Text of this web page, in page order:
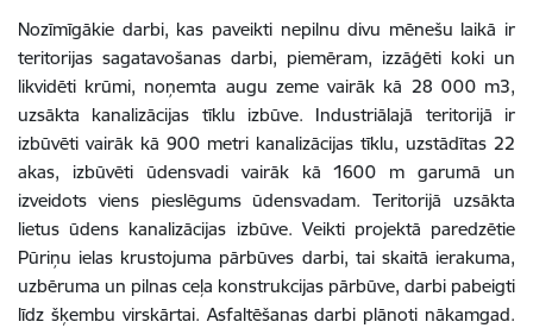
Nozīmīgākie darbi, kas paveikti nepilnu divu mēnešu laikā ir
teritorijas sagatavošanas darbi, piemēram, izzāģēti koki un
likvidēti krūmi, noņemta augu zeme vairāk kā 28 000 m3,
uzsākta kanalizācijas tīklu izbūve. Industriālajā teritorijā ir
izbūvēti vairāk kā 900 metri kanalizācijas tīklu, uzstādītas 22
akas, izbūvēti ūdensvadi vairāk kā 1600 m garumā un
izveidots viens pieslēgums ūdensvadam. Teritorijā uzsākta
lietus ūdens kanalizācijas izbūve. Veikti projektā paredzētie
Pūriņu ielas krustojuma pārbūves darbi, tai skaitā ierakuma,
uzbēruma un pilnas ceļa konstrukcijas pārbūve, darbi pabeigti
līdz šķembu virskārtai. Asfaltēšanas darbi plānoti nākamgad.